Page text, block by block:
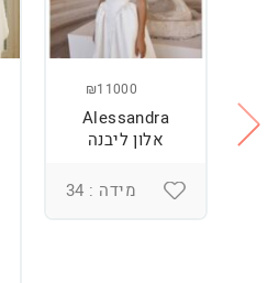
₪11000
Alessandra
אלון ליבנה
מידה : 34